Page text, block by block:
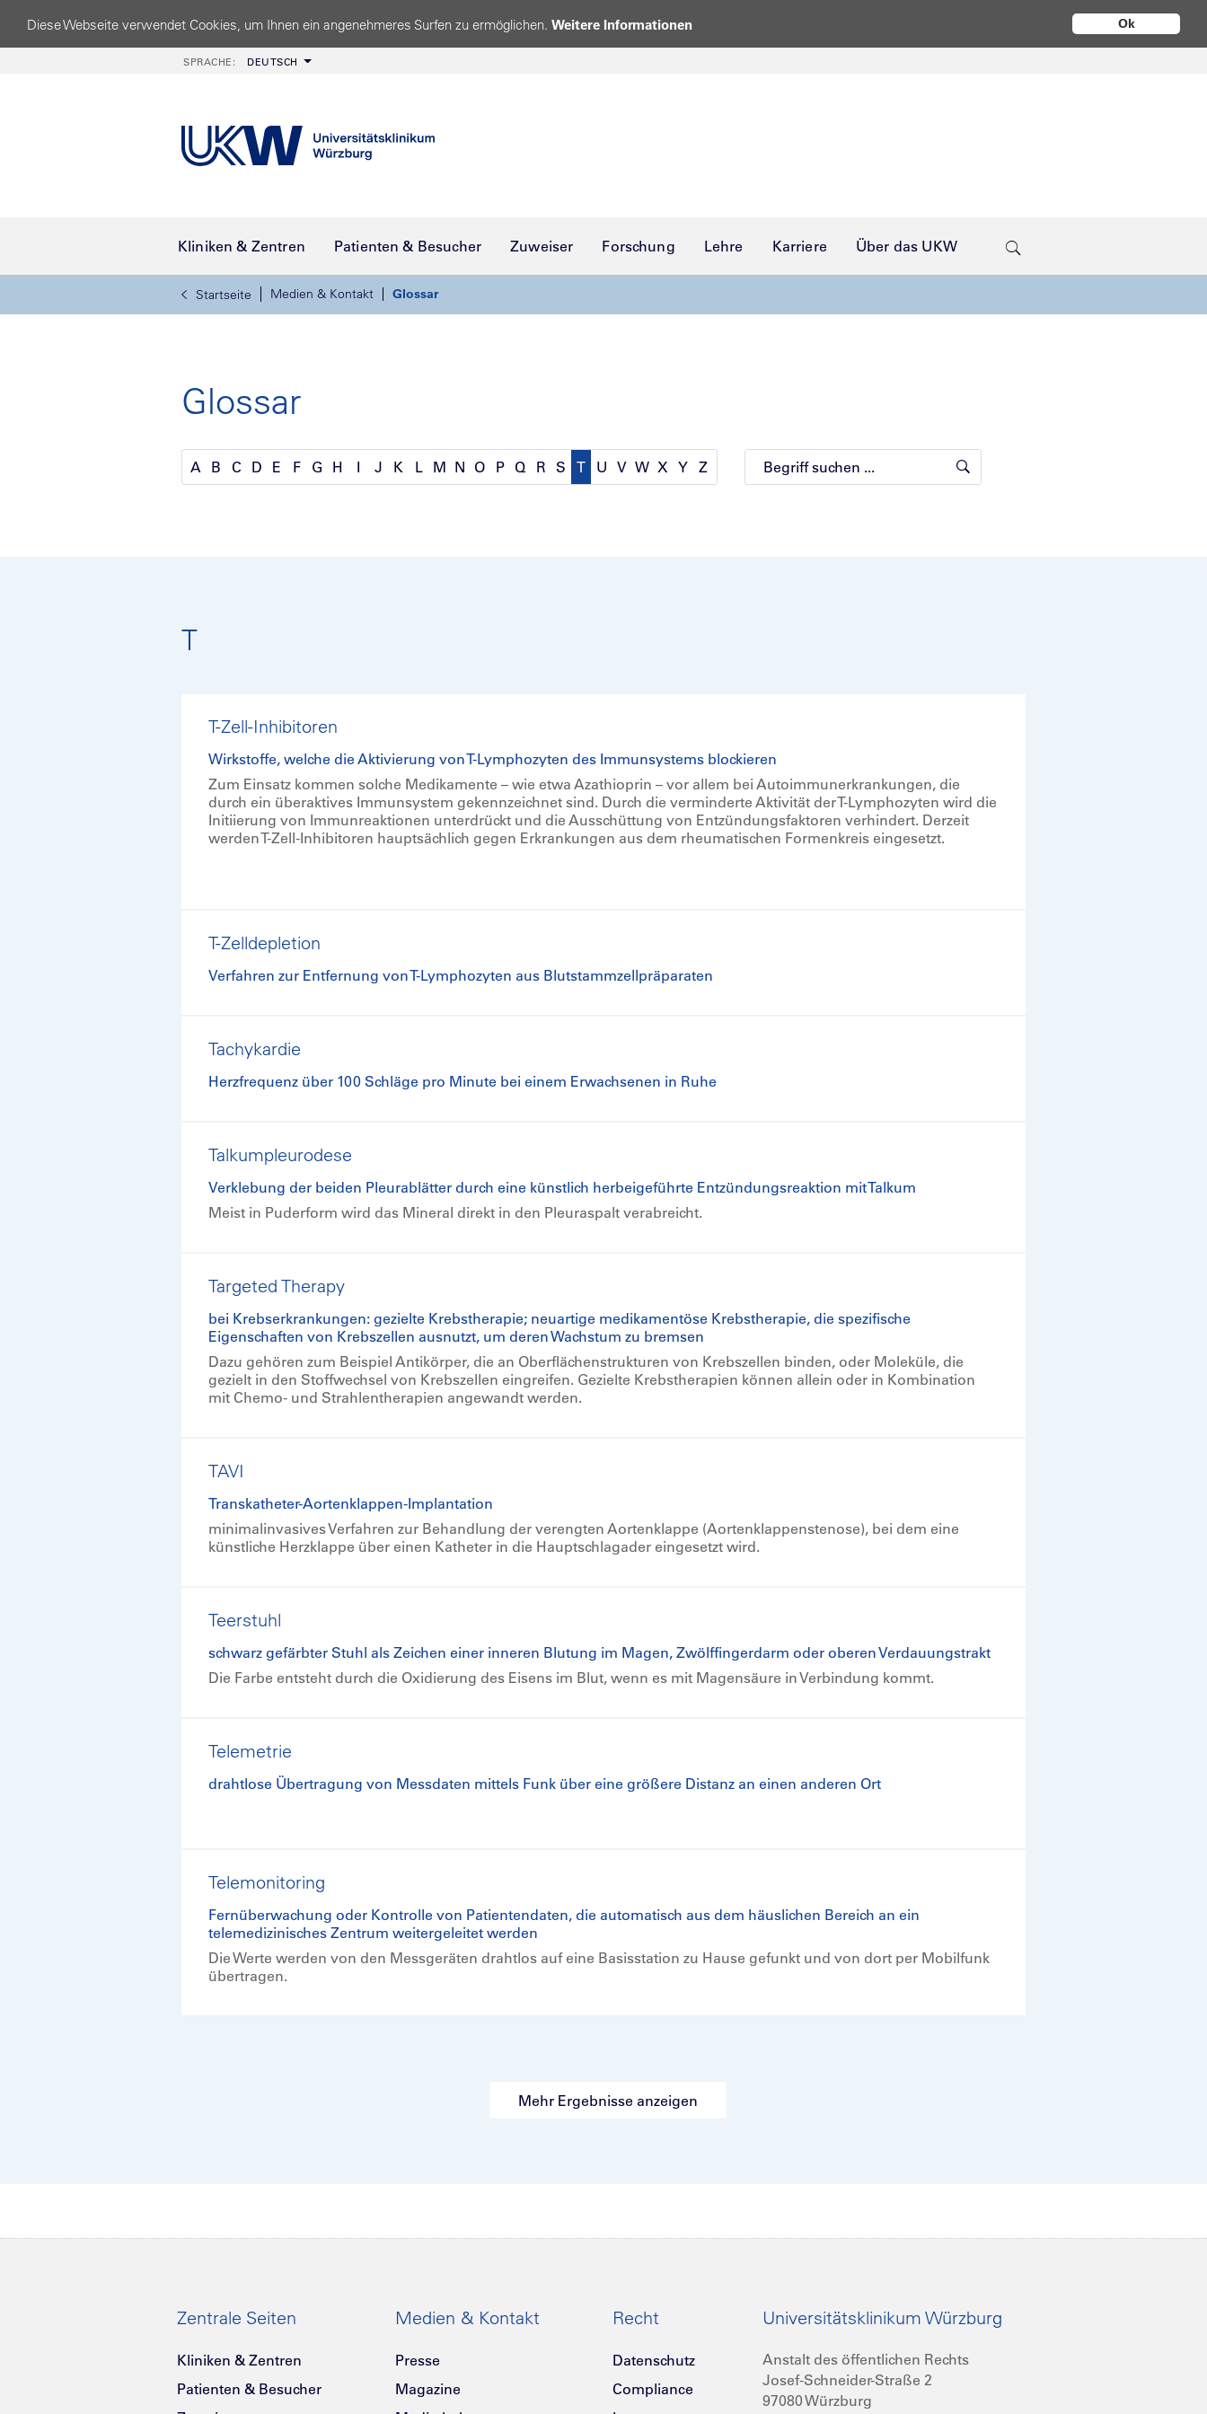
Ok
Diese Webseite verwendet Cookies, um Ihnen ein angenehmeres Surfen zu ermöglichen. Weitere Informationen
SPRACHE: DEUTSCH
Kliniken & Zentren Patienten & Besucher Zuweiser Forschung Lehre Karriere Über das UKW
Startseite Medien & Kontakt Glossar
Glossar
A B C D E F G H I J K L M N O P Q R S T U V W X Y Z
T
T-Zell-Inhibitoren
Wirkstoffe, welche die Aktivierung von T-Lymphozyten des Immunsystems blockieren
Zum Einsatz kommen solche Medikamente – wie etwa Azathioprin – vor allem bei Autoimmunerkrankungen, die
durch ein überaktives Immunsystem gekennzeichnet sind. Durch die verminderte Aktivität der T-Lymphozyten wird die
Initiierung von Immunreaktionen unterdrückt und die Ausschüttung von Entzündungsfaktoren verhindert. Derzeit
werden T-Zell-Inhibitoren hauptsächlich gegen Erkrankungen aus dem rheumatischen Formenkreis eingesetzt.
T-Zelldepletion
Verfahren zur Entfernung von T-Lymphozyten aus Blutstammzellpräparaten
Tachykardie
Herzfrequenz über 100 Schläge pro Minute bei einem Erwachsenen in Ruhe
Talkumpleurodese
Verklebung der beiden Pleurablätter durch eine künstlich herbeigeführte Entzündungsreaktion mit Talkum
Meist in Puderform wird das Mineral direkt in den Pleuraspalt verabreicht.
Targeted Therapy
bei Krebserkrankungen: gezielte Krebstherapie; neuartige medikamentöse Krebstherapie, die spezifische
Eigenschaften von Krebszellen ausnutzt, um deren Wachstum zu bremsen
Dazu gehören zum Beispiel Antikörper, die an Oberflächenstrukturen von Krebszellen binden, oder Moleküle, die
gezielt in den Stoffwechsel von Krebszellen eingreifen. Gezielte Krebstherapien können allein oder in Kombination
mit Chemo- und Strahlentherapien angewandt werden.
TAVI
Transkatheter-Aortenklappen-Implantation
minimalinvasives Verfahren zur Behandlung der verengten Aortenklappe (Aortenklappenstenose), bei dem eine
künstliche Herzklappe über einen Katheter in die Hauptschlagader eingesetzt wird.
Teerstuhl
schwarz gefärbter Stuhl als Zeichen einer inneren Blutung im Magen, Zwölffingerdarm oder oberen Verdauungstrakt
Die Farbe entsteht durch die Oxidierung des Eisens im Blut, wenn es mit Magensäure in Verbindung kommt.
Telemetrie
drahtlose Übertragung von Messdaten mittels Funk über eine größere Distanz an einen anderen Ort
Telemonitoring
Fernüberwachung oder Kontrolle von Patientendaten, die automatisch aus dem häuslichen Bereich an ein
telemedizinisches Zentrum weitergeleitet werden
Die Werte werden von den Messgeräten drahtlos auf eine Basisstation zu Hause gefunkt und von dort per Mobilfunk
übertragen.
Mehr Ergebnisse anzeigen
Zentrale Seiten
Kliniken & Zentren
Patienten & Besucher
Medien & Kontakt
Presse
Magazine
Recht
Datenschutz
Compliance
Universitätsklinikum Würzburg
Anstalt des öffentlichen Rechts
Josef-Schneider-Straße 2
97080 Würzburg